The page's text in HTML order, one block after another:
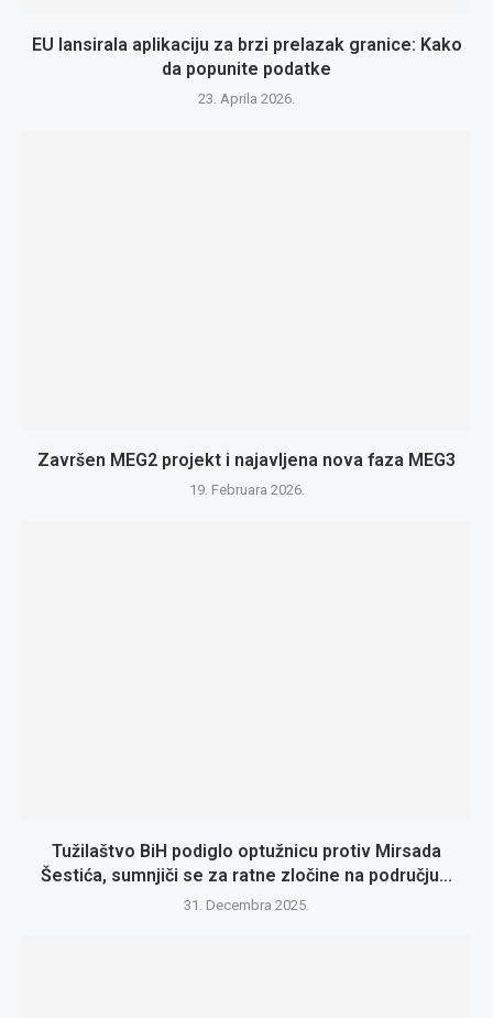
EU lansirala aplikaciju za brzi prelazak granice: Kako
da popunite podatke
23. Aprila 2026.
Završen MEG2 projekt i najavljena nova faza MEG3
19. Februara 2026.
Tužilaštvo BiH podiglo optužnicu protiv Mirsada
Šestića, sumnjiči se za ratne zločine na području...
31. Decembra 2025.